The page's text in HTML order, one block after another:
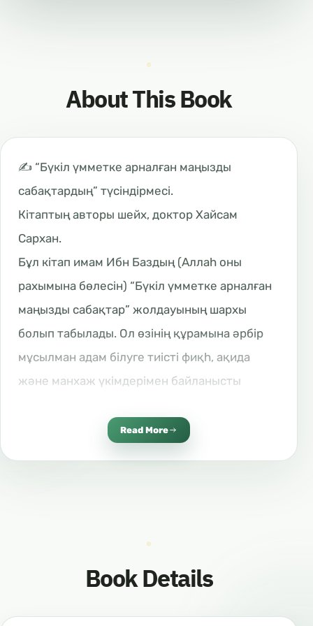
About This Book
✍️ “Бүкіл үмметке арналған маңызды
сабақтардың” түсіндірмесі.
Кітаптың авторы шейх, доктор Хайсам
Сархан.
Бұл кітап имам Ибн Баздың (Аллаһ оны
рахымына бөлесін) “Бүкіл үмметке арналған
маңызды сабақтар” жолдауының шархы
болып табылады. Ол өзінің құрамына әрбір
мұсылман адам білуге тиісті фиқһ, ақида
және манхаж үкімдерімен байланысты
Автор бұл кітапты кестелер мен схемаларды
сұрақтары келтіріледі. Әрі осының барлығы
мағына жойылатындай қысқартусыз әрі
شرح متن الدروس المهمة لعامة الأمة: كتاب باللغة
Read More
Book Details